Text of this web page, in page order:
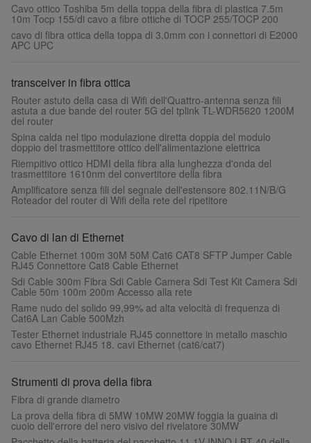
Cavo ottico Toshiba 5m della toppa della fibra di plastica 7.5m
10m Tocp 155/di cavo a fibre ottiche di TOCP 255/TOCP 200
cavo di fibra ottica della toppa di 3.0mm con i connettori di E2000
APC UPC
transceiver in fibra ottica
Router astuto della casa di Wifi dell'Quattro-antenna senza fili
astuta a due bande del router 5G del tplink TL-WDR5620 1200M
del router
Spina calda nel tipo modulazione diretta doppia del modulo
doppio del trasmettitore ottico dell'alimentazione elettrica
Riempitivo ottico HDMI della fibra alla lunghezza d'onda del
trasmettitore 1610nm del convertitore della fibra
Amplificatore senza fili del segnale dell'estensore 802.11N/B/G
Roteador del router di Wifi della rete del ripetitore
Cavo di lan di Ethernet
Cable Ethernet 100m 30M 50M Cat6 CAT8 SFTP Jumper Cable
RJ45 Connettore Cat8 Cable Ethernet
Sdi Cable 300m Fibra Sdi Cable Camera Sdi Test Kit Camera Sdi
Cable 50m 100m 200m Accesso alla rete
Rame nudo del solido 99,99% ad alta velocità di frequenza di
Cat6A Lan Cable 500Mzh
Tester Ethernet industriale RJ45 connettore in metallo maschio
cavo Ethernet RJ45 18. cavi Ethernet (cat6/cat7)
Strumenti di prova della fibra
Fibra di grande diametro
La prova della fibra di 5MW 10MW 20MW foggia la guaina di
cuoio dell'errore del nero visivo del rivelatore 30MW